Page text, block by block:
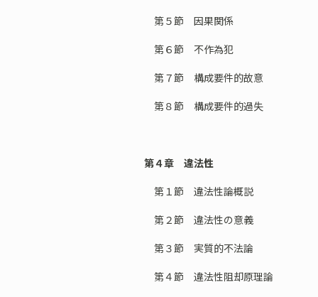
第５節 因果関係
第６節 不作為犯
第７節 構成要件的故意
第８節 構成要件的過失
第４章 違法性
第１節 違法性論概説
第２節 違法性の意義
第３節 実質的不法論
第４節 違法性阻却原理論